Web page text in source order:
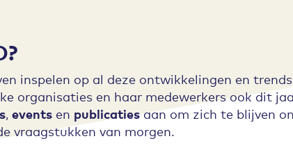
inspelen op al deze ontwikkelingen en
organisaties en haar medewerkers ook dit
, events en publicatiesaan om zich te blijven
vraagstukken van morgen.